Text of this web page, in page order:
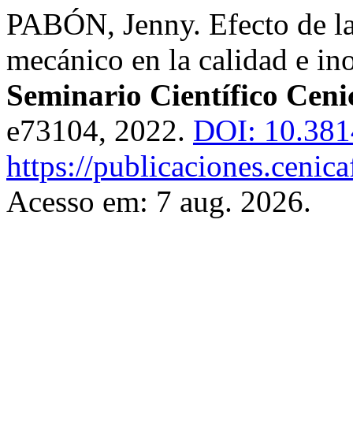
PABÓN, Jenny. Efecto de
mecánico en la calidad e
Seminario Científico
e73104, 2022. DOI:
https://
Acesso em: 7 aug. 2026.